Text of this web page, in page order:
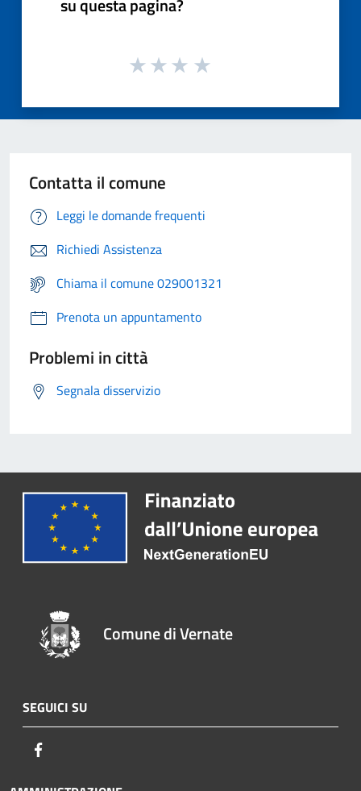
Contatta il comune
Leggi le domande frequenti
Richiedi Assistenza
Chiama il comune 029001321
Prenota un appuntamento
Problemi in città
Segnala disservizio
Comune di Vernate
SEGUICI SU